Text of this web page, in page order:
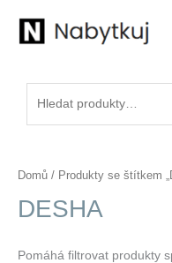
Domů / Produkty se štítkem
DESHA
Pomáhá filtrovat produkty